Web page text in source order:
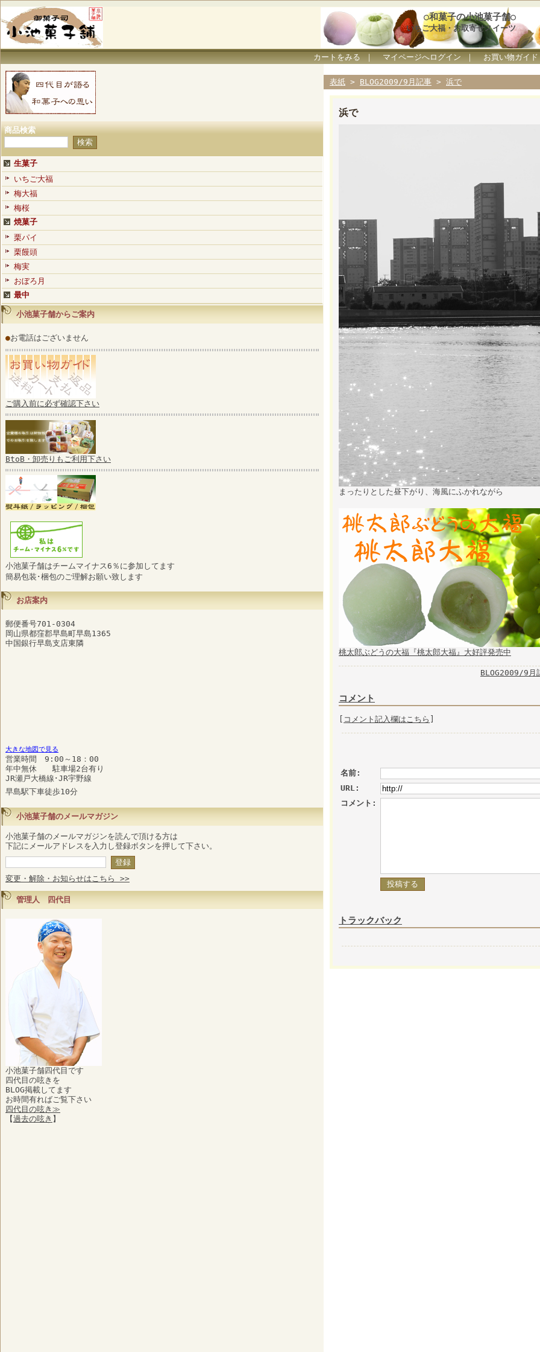
○和菓子の小池菓子舗○
いちご大福・お取寄せスイーツ
カートをみる ｜ マイページへログイン ｜ お買い物ガイド
商品検索
生菓子
いちご大福
梅大福
梅桜
焼菓子
栗パイ
栗饅頭
梅実
おぼろ月
最中
小池菓子舗からご案内
●お電話はございません
ご購入前に必ず確認下さい
BtoB・卸売りもご利用下さい
小池菓子舗はチームマイナス6％に参加してます
簡易包装･梱包のご理解お願い致します
お店案内
郵便番号701-0304
岡山県都窪郡早島町早島1365
中国銀行早島支店東隣
大きな地図で見る
営業時間 9:00～18：00
年中無休 駐車場2台有り
JR瀬戸大橋線･JR宇野線
早島駅下車徒歩10分
小池菓子舗のメールマガジン
小池菓子舗のメールマガジンを読んで頂ける方は
下記にメールアドレスを入力し登録ボタンを押して下さい。
変更・解除・お知らせはこちら >>
管理人 四代目
小池菓子舗四代目です
四代目の呟きを
BLOG掲載してます
お時間有ればご覧下さい
四代目の呟き≫
【過去の呟き 】
表紙 > BLOG2009/9月記事 > 浜で
浜で
まったりとした昼下がり、海風にふかれながら
桃太郎ぶどうの大福『桃太郎大福』大好評発売中
BLOG2009/9月
コメント
コメント記入欄はこちら
名前:
URL:
コメント:
トラックバック